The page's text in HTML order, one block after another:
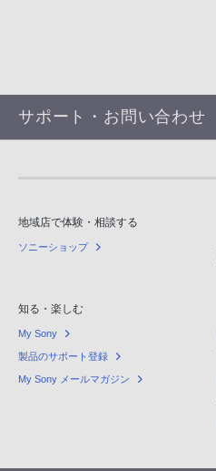
サポート・お問い合わせ
地域店で体験・相談する
ソニーショップ
知る・楽しむ
My Sony
製品のサポート登録
My Sony メールマガジン